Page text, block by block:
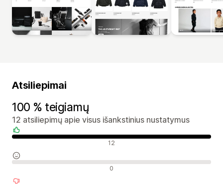
Atsiliepimai
100 % teigiamų
12 atsiliepimų apie visus išankstinius nustatymus
Teigiami atsiliepimai 12
Neutralūs atsiliepimai 0